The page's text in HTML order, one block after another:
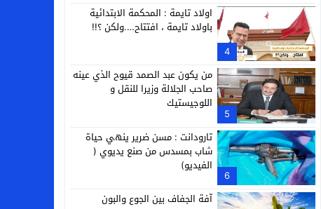
4
اولاد تايمة : المحكمة الابتدائية
باولاد تايمة ، افتتاح….ولكن ؟!!
5
من يكون عبد الصمد قيوح الذي عينه
صاحب الجلالة وزيرا للنقل و
اللوجيستيك
6
تارودانت : مسن ضرير ينهي حياة
شاب بمسدس من صنع يديوي (
الفيديو)
آفة الجفاف بين الجوع والبون